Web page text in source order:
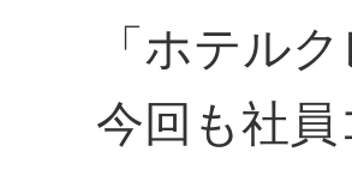
「ホテル
今回も社